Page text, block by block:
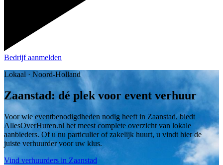
Bedrijf aanmelden
Lokaal · Noord-Holland
Zaanstad: dé plek voor event verhuur
Voor wie eventbenodigdheden nodig heeft in Zaanstad, biedt
AllesOverHuren.nl het meest complete overzicht van lokale
aanbieders. Of u nu particulier of zakelijk huurt, u vindt hier de
juiste verhuurder voor uw klus.
Vind verhuurders in Zaanstad